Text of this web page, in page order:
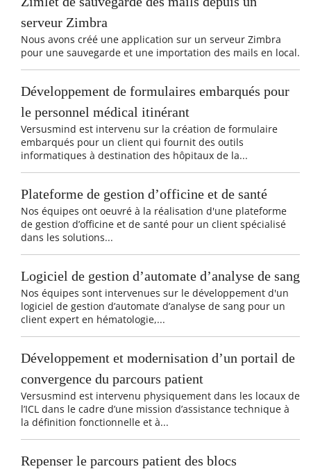
serveur Zimbra
Nous avons créé une application sur un serveur Zimbra
pour une sauvegarde et une importation des mails en local.
Développement de formulaires embarqués pour
le personnel médical itinérant
Versusmind est intervenu sur la création de formulaire
embarqués pour un client qui fournit des outils
informatiques à destination des hôpitaux de la...
Plateforme de gestion d’officine et de santé
Nos équipes ont oeuvré à la réalisation d'une plateforme
de gestion d’officine et de santé pour un client spécialisé
dans les solutions...
Logiciel de gestion d’automate d’analyse de sang
Nos équipes sont intervenues sur le développement d'un
logiciel de gestion d’automate d’analyse de sang pour un
client expert en hématologie,...
Développement et modernisation d’un portail de
convergence du parcours patient
Versusmind est intervenu physiquement dans les locaux de
l’ICL dans le cadre d’une mission d’assistance technique à
la définition fonctionnelle et à...
Repenser le parcours patient des blocs